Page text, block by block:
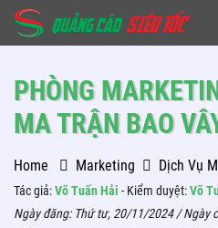
PHÒNG
MA TRẬN BAO
Home Marketing Dịch Vụ
Tác giả:Võ Tuấn Hải - Kiểm duyệt:Võ
Ngày đăng: Thứ tư, 20/11/2024/ Ngày